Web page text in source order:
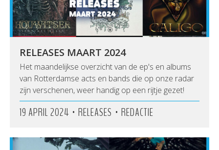
RELEASES MAART 2024
Het maandelijkse overzicht van de ep's en albums
van Rotterdamse acts en bands die op onze radar
zijn verschenen, weer handig op een rijtje gezet!
19 APRIL 2024 • RELEASES • REDACTIE